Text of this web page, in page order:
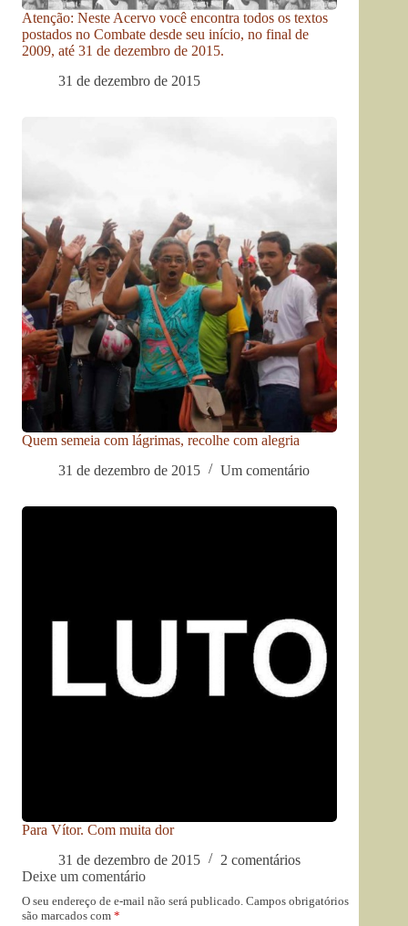
Atenção: Neste Acervo você encontra todos os textos
postados no Combate desde seu início, no final de
2009, até 31 de dezembro de 2015.
31 de dezembro de 2015
Quem semeia com lágrimas, recolhe com alegria
31 de dezembro de 2015
Um comentário
Para Vítor. Com muita dor
31 de dezembro de 2015
2 comentários
Deixe um comentário
O seu endereço de e-mail não será publicado. Campos obrigatórios
são marcados com *